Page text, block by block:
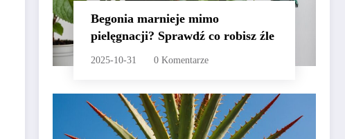
Begonia marnieje mimo
pielęgnacji? Sprawdź co robisz źle
2025-10-31 0 Komentarze